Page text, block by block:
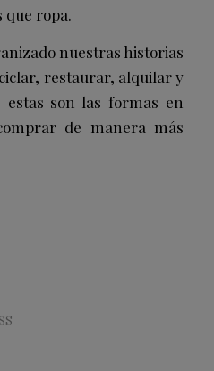
que ropa.
nuestras historias
restaurar, alquilar y
estas son las formas en
de manera más